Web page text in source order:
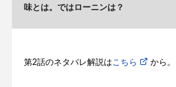
味とは。ではローニンは？
第2話のネタバレ解説は こちら から。